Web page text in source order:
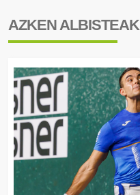
AZKEN ALBISTEAK